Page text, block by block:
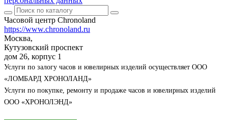
Часовой центр Chronoland
https://www.chronoland.ru
Москва,
Кутузовский проспект
дом 26, корпус 1
Услуги по залогу часов и ювелирных изделий осуществляет ООО
«ЛОМБАРД ХРОНОЛАНД»
Услуги по покупке, ремонту и продаже часов и ювелирных изделий
ООО «ХРОНОЛЭНД»